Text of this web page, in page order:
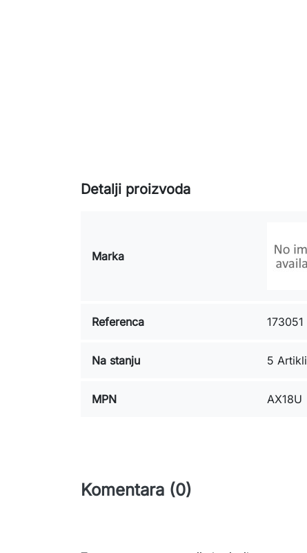
Detalji proizvoda
Marka
Referenca 173051
Na stanju 5 Artikli
MPN AX18U
Komentara (0)